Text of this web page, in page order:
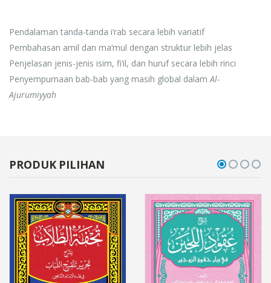
Pendalaman tanda-tanda i‘rab secara lebih variatif
Pembahasan amil dan ma‘mul dengan struktur lebih jelas
Penjelasan jenis-jenis isim, fi‘il, dan huruf secara lebih rinci
Penyempurnaan bab-bab yang masih global dalamAl-
Ajurumiyyah
PRODUK PILIHAN